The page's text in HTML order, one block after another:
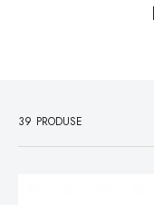
39 PRODUSE